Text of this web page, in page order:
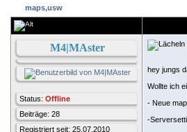
maps,usw
M4|MAster
Status: Offline
Beiträge: 28
Registriert seit: 25.07.2010
hey jungs
Wollte ich
- Neue
-